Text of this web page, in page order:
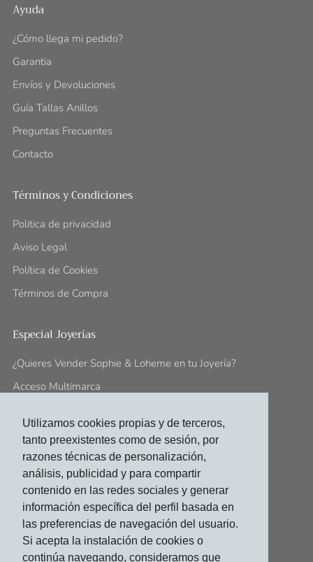
Utilizamos cookies propias y de terceros,
tanto preexistentes como de sesión, por
razones técnicas de personalización,
análisis, publicidad y para compartir
contenido en las redes sociales y generar
información específica del perfil basada en
las preferencias de navegación del usuario.
Si acepta la instalación de cookies o
continúa navegando, consideramos que
Ayuda
¿Cómo llega mi pedido?
Garantia
Envíos y Devoluciones
Guía Tallas Anillos
Preguntas Frecuentes
Contacto
Términos y Condiciones
Politica de privacidad
Aviso Legal
Política de Cookies
Términos de Compra
Especial Joyerías
¿Quieres Vender Sophie & Loheme en tu Joyería?
Acceso Multimarca
Síguenos En:
contacto@sophieloheme.com
FacebookInstagram
© 2026, Sophie & Loheme